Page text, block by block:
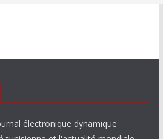
électronique dynamique